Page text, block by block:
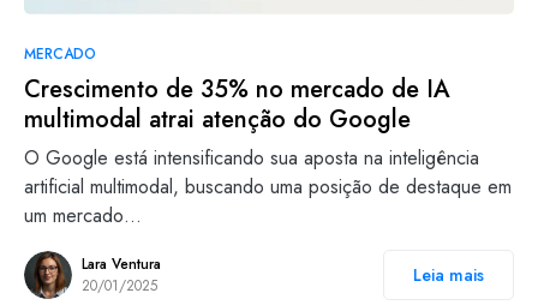
MERCADO
Crescimento de 35% no mercado de IA
multimodal atrai atenção do Google
O Google está intensificando sua aposta na inteligência
artificial multimodal, buscando uma posição de destaque em
um mercado…
Lara Ventura
20/01/2025
Leia mais